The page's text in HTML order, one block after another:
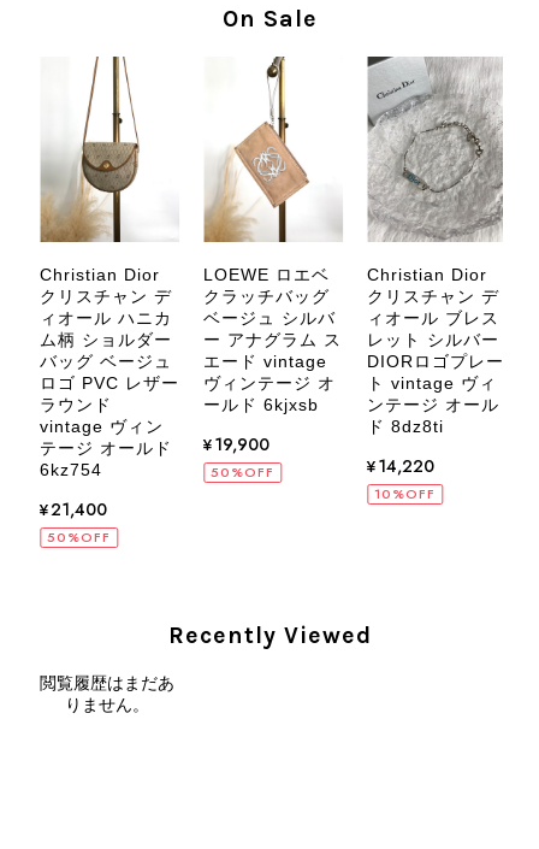
心いたしました。 また、商品からヴ
じていただけたようで、スタッフ一同
大変励みになります！ ぜひこれから
末永くご愛用いただけましたら幸いで
す。 また気になる商品やご不明な点
などございましたら、いつでもお気軽
にご相談ください。 またご縁がござ
いましたら、ぜひよろしくお願いいた
CELINE セリーヌ ブレスレット シルバー トリオンフ ホースビット SILVER925 vintage ヴィンテージ オールド 7f8hjn
2026/08/05
届いた商品は、写真には写っていない内側の蛇腹部分と全面ポケ
ットにカビがびっしりと生えていました。 とてもAランクとは思
On Sale
Christian Dior
クリスチャン デ
ィオール ハニカ
ム柄 ショルダー
バッグ ベージュ
ロゴ PVC レザー
ラウンド
vintage ヴィン
テージ オールド
6kz754
¥21,400
50%OFF
LOEWE ロエベ
クラッチバッグ
ベージュ シルバ
ー アナグラム ス
エード vintage
ヴィンテージ オ
ールド 6kjxsb
¥19,900
50%OFF
Christian Dior
クリスチャン デ
ィオール ブレス
レット シルバー
DIORロゴプレー
ト vintage ヴィ
ンテージ オール
ド 8dz8ti
¥14,220
10%OFF
Recently Viewed
閲覧履歴はまだあ
りません。